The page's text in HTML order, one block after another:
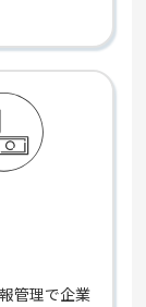
管理で企業